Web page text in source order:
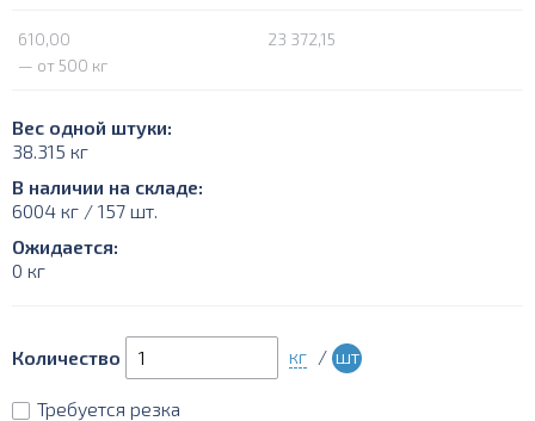
610,00
23 372,15
— от 500 кг
Вес одной штуки:
38.315 кг
В наличии на складе:
6004 кг / 157 шт.
Ожидается:
0 кг
Количество кг / шт
Требуется резка